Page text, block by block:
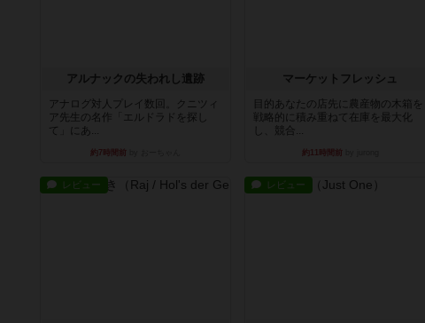
アルナックの失われし遺跡
アナログ対人プレイ数回。クニツィ
ア先生の名作「エルドラドを探し
て」にあ...
約7時間前
マーケットフレッシュ
目的あなたの店先に農産物の木箱を
戦略的に積み重ねて在庫を最大化
し、競合...
約11時間前
レビュー レビュー